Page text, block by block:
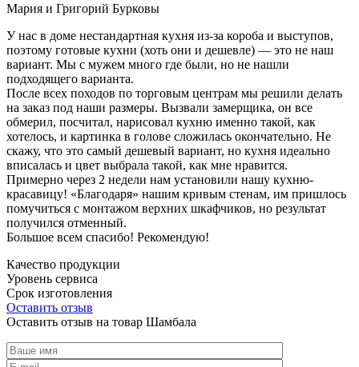
Мария и Григорий Бурковы
У нас в доме нестандартная кухня из-за короба и выступов,
поэтому готовые кухни (хоть они и дешевле) — это не наш
вариант. Мы с мужем много где были, но не нашли
подходящего варианта.
После всех походов по торговым центрам мы решили делать
на заказ под наши размеры. Вызвали замерщика, он все
обмерил, посчитал, нарисовал кухню именно такой, как
хотелось, и картинка в голове сложилась окончательно. Не
скажу, что это самый дешевый вариант, но кухня идеально
вписалась и цвет выбрала такой, как мне нравится.
Примерно через 2 недели нам установили нашу кухню-
красавицу! «Благодаря» нашим кривым стенам, им пришлось
помучиться с монтажом верхних шкафчиков, но результат
получился отменный.
Большое всем спасибо! Рекомендую!
Качество продукции
Уровень сервиса
Срок изготовления
Оставить отзыв
Оставить отзыв на товар Шамбала